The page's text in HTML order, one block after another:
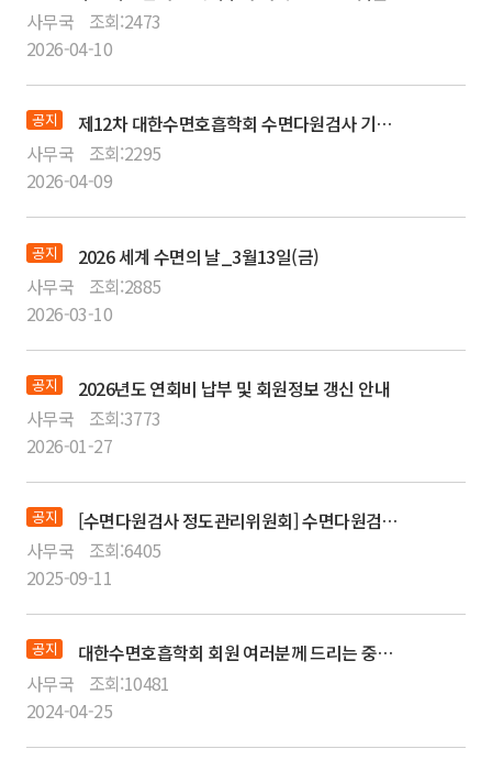
사무국
조회:2473
2026-04-10
공지
제12차 대한수면호흡학회 수면다원검사 기본교육 강좌 VOD 다시보기 서비스 안내
사무국
조회:2295
2026-04-09
공지
2026 세계 수면의 날_3월13일(금)
사무국
조회:2885
2026-03-10
공지
2026년도 연회비 납부 및 회원정보 갱신 안내
사무국
조회:3773
2026-01-27
공지
[수면다원검사 정도관리위원회] 수면다원검사 교육이수자에 대한 자격 갱신 변경 관련 안내
사무국
조회:6405
2025-09-11
공지
대한수면호흡학회 회원 여러분께 드리는 중요 공지
사무국
조회:10481
2024-04-25